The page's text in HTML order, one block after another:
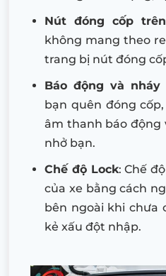
Nút đóng cốp
không mang theo
trang bị nút đóng
Báo động và
bạn quên đóng
âm thanh báo động
nhở bạn.
Chế độ Lock: Chế
của xe bằng cách
bên ngoài khi chưa
kẻ xấu đột nhập.